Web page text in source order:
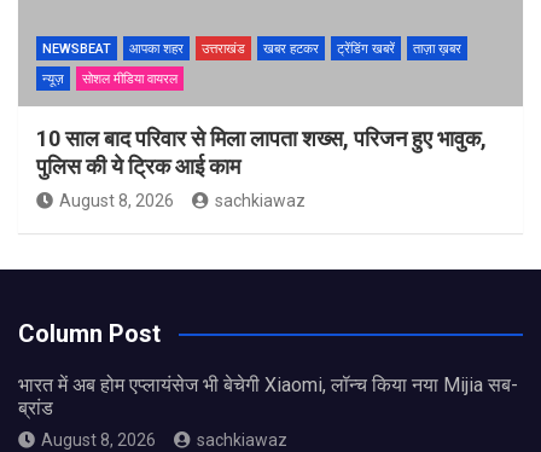
NEWSBEAT आपका शहर उत्तराखंड खबर हटकर ट्रेंडिंग खबरें
ताज़ा ख़बर
न्यूज़
सोशल मीडिया वायरल
10 साल बाद परिवार से मिला लापता शख्स, परिजन हुए भावुक,
पुलिस की ये ट्रिक आई काम
August 8, 2026 sachkiawaz
Column Post
भारत में अब होम एप्लायंसेज भी बेचेगी Xiaomi, लॉन्च किया नया Mijia सब-
ब्रांड
August 8, 2026 sachkiawaz